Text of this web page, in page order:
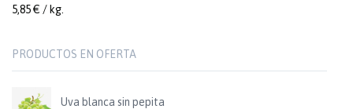
5,85 € / kg.
PRODUCTOS EN OFERTA
Uva blanca sin pepita